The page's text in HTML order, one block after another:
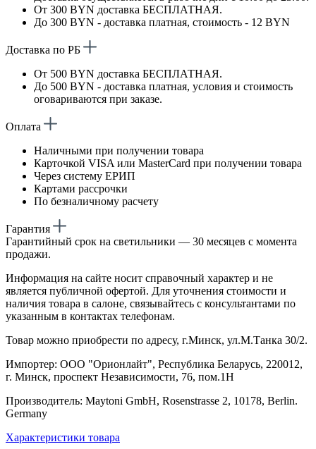
От 300 BYN доставка БЕСПЛАТНАЯ.
До 300 BYN - доставка платная, стоимость - 12 BYN
Доставка по РБ
От 500 BYN доставка БЕСПЛАТНАЯ.
До 500 BYN - доставка платная, условия и стоимость
оговариваются при заказе.
Оплата
Наличными при получении товара
Карточкой VISA или MasterCard при получении товара
Через систему ЕРИП
Картами рассрочки
По безналичному расчету
Гарантия
Гарантийный срок на светильники — 30 месяцев с момента
продажи.
Информация на сайте носит справочный характер и не
является публичной офертой. Для уточнения стоимости и
наличия товара в салоне, связывайтесь с консультантами по
указанным в контактах телефонам.
Товар можно приобрести по адресу, г.Минск, ул.М.Танка 30/2.
Импортер: ООО "Орионлайт", Республика Беларусь, 220012,
г. Минск, проспект Независимости, 76, пом.1Н
Производитель: Maytoni GmbH, Rosenstrasse 2, 10178, Berlin.
Germany
Характеристики товара